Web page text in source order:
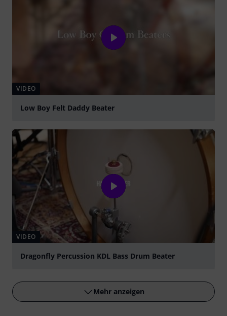
VIDEO
Low Boy Felt Daddy Beater
VIDEO
Dragonfly Percussion KDL Bass Drum Beater
Mehr anzeigen